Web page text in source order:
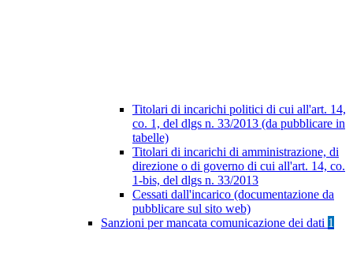
Titolari di incarichi politici di cui all'art. 14,
co. 1, del dlgs n. 33/2013 (da pubblicare in
tabelle)
Titolari di incarichi di amministrazione, di
direzione o di governo di cui all'art. 14, co.
1-bis, del dlgs n. 33/2013
Cessati dall'incarico (documentazione da
pubblicare sul sito web)
Sanzioni per mancata comunicazione dei dati 1